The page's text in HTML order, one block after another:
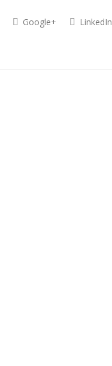
Google+ LinkedIn